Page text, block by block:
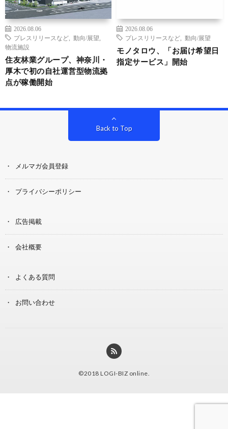
2026.08.06
プレスリリースなど
動向/展望
物流施設
住友林業グループ、神奈川・
厚木で初の自社運営型物流拠
点が稼働開始
2026.08.06
プレスリリースなど
動向/展望
モノタロウ、「お届け希望日
指定サービス」開始
Back to Top
メルマガ会員登録
プライバシーポリシー
広告掲載
会社概要
よくある質問
お問い合わせ
©2018 LOGI-BIZ online